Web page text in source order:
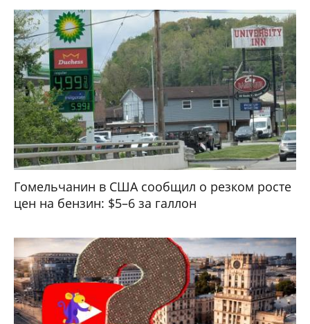
Гомельчанин в США сообщил о резком росте
цен на бензин: $5–6 за галлон